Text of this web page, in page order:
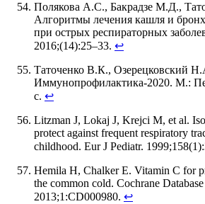
Полякова А.С., Бакрадзе М.Д.,
Алгоритмы лечения кашля и
при острых респираторных
2016;(14):25–33. ↩
Таточенко В.К., Озерецковский
Иммунопрофилактика-2020. М.:
с. ↩
Litzman J, Lokaj J, Krejci M, et al.
protect against frequent respiratory
childhood. Eur J Pediatr.
Hemila H, Chalker E. Vitamin C for
the common cold. Cochrane
2013;1:CD000980. ↩